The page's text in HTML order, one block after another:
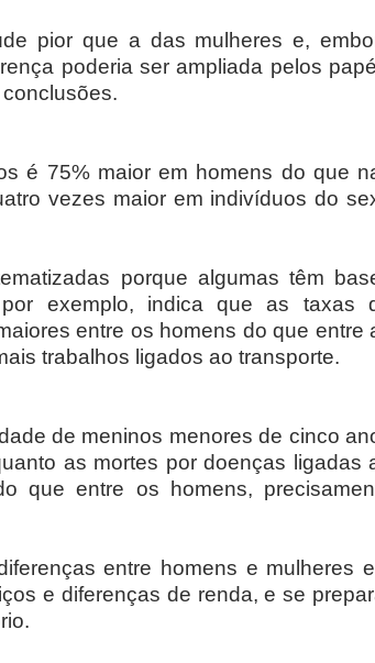
pior que a das mulheres e,
poderia ser ampliada pelos
é 75% maior em homens do que
vezes maior em indivíduos do
porque algumas têm
exemplo, indica que as taxas
entre os homens do que entre
trabalhos ligados ao transporte.
de meninos menores de cinco
as mortes por doenças ligadas
que entre os homens,
entre homens e mulheres
e diferenças de renda, e se